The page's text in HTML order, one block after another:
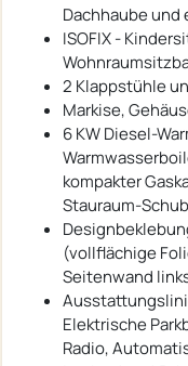
Dachhaube
ISOFIX -
2 Klappstühle
Markise,
6 KW Diesel-
kompakter
Stauraum-
(vollflächige
Seitenwand
Elektrische
Radio,